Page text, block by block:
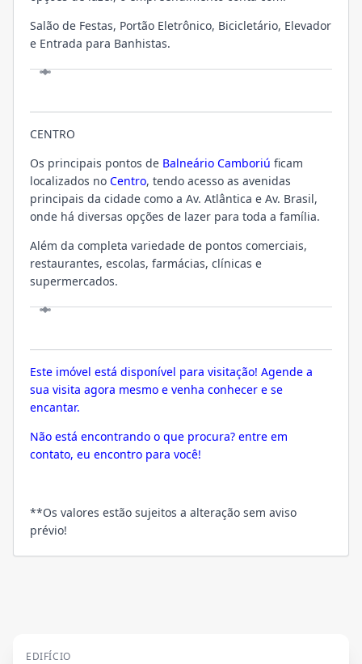
Salão de Festas, Portão Eletrônico, Bicicletário, Elevador
e Entrada para Banhistas.
CENTRO
Os principais pontos de Balneário Camboriú ficam
localizados no Centro, tendo acesso as avenidas
principais da cidade como a Av. Atlântica e Av. Brasil,
onde há diversas opções de lazer para toda a família.
Além da completa variedade de pontos comerciais,
restaurantes, escolas, farmácias, clínicas e
supermercados.
Este imóvel está disponível para visitação! Agende a
sua visita agora mesmo e venha conhecer e se
encantar.
Não está encontrando o que procura? entre em
contato, eu encontro para você!
**Os valores estão sujeitos a alteração sem aviso
prévio!
EDIFÍCIO